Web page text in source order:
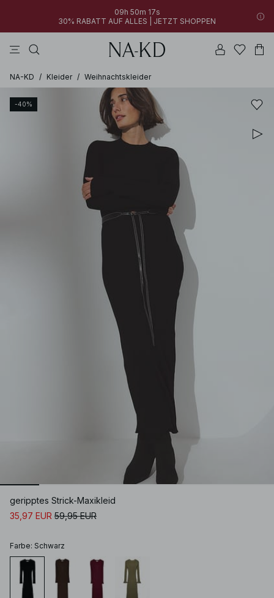
09h 50m 17s
30% RABATT AUF ALLES | JETZT SHOPPEN
NA-KD / Kleider / Weihnachtskleider
-40%
geripptes Strick-Maxikleid
35,97 EUR 59,95 EUR
Farbe: Schwarz